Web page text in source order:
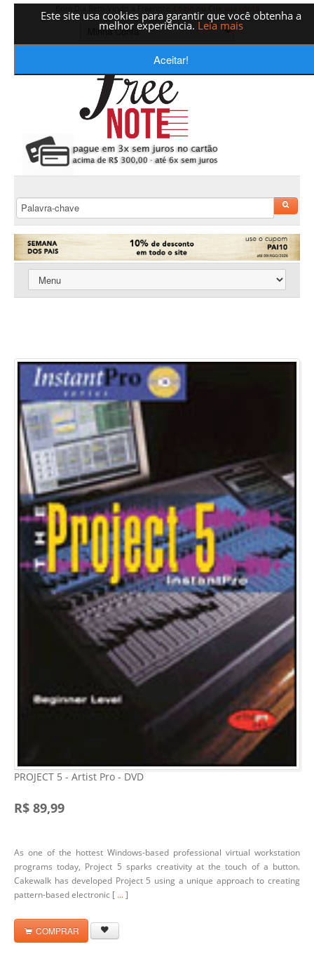
Este site usa cookies para garantir que você obtenha a
melhor experiência. Leia mais
Aceitar!
PROJECT 5 - Artist Pro - DVD
R$ 89,99
As one of the hottest Windows-based professional virtual workstation
programs today, Project 5 sparks creativity at the touch of a button.
Cakewalk has developed Project 5 using a unique approach to creating
pattern-based electronic [ ...]
COMPRAR